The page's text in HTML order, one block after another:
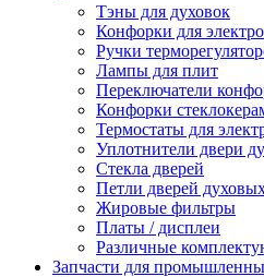
Тэны для духовок
Конфорки для
Ручки
Лампы для плит
Переключатели
Конфорки
Термостаты для
Уплотнители двери
Стекла дверей
Петли дверей
Жировые фильтры
Платы / дисплеи
Различные
Запчасти для